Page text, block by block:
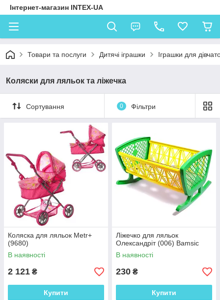
Інтернет-магазин INTEX-UA
Товари та послуги Дитячі іграшки Іграшки для
Коляски для ляльок та ліжечка
Сортування 0 Фільтри
Коляска для ляльок Metr+
(9680)
В наявності
2 121 ₴
Купити
Ліжечко для ляльок
Олександріт (006) Bamsic
В наявності
230 ₴
Купити